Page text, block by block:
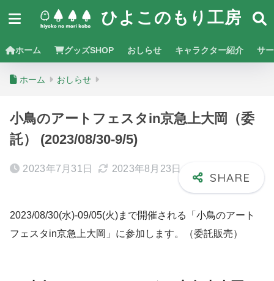
ひよこのもり工房
ホーム グッズSHOP おしらせ キャラクター紹介 サ
ホーム おしらせ
小鳥のアートフェスタin京急上大岡（委
託） (2023/08/30-9/5)
2023年7月31日 2023年8月23日
2023/08/30(水)-09/05(火)まで開催される「小鳥のアート
フェスタin京急上大岡」に参加します。（委託販売）